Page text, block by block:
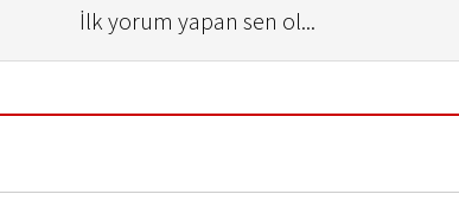
İlk yorum yapan sen ol...